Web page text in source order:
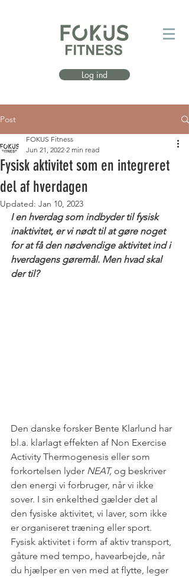
Log ind
Post
Fysisk aktivitet som en integreret
del af hverdagen
FOKUS Fitness
Jun 21, 2022 2 min read
Updated: Jan 10, 2023
I en hverdag som indbyder til fysisk
inaktivitet, er vi nødt til at gøre noget
for at få den nødvendige aktivitet ind i
hverdagens gøremål. Men hvad skal
der til?
Den danske forsker Bente Klarlund har
bl.a. klarlagt effekten af Non Exercise
Activity Thermogenesis eller som
forkortelsen lyder NEAT, og beskriver
den energi vi forbruger, når vi ikke
sover. I sin enkelthed gælder det al
den fysiske aktivitet, vi laver, som ikke
er organiseret træning eller sport.
Fysisk aktivitet i form af aktiv transport,
gåture med tempo, havearbejde, når
du hjælper en ven med at flytte, leger